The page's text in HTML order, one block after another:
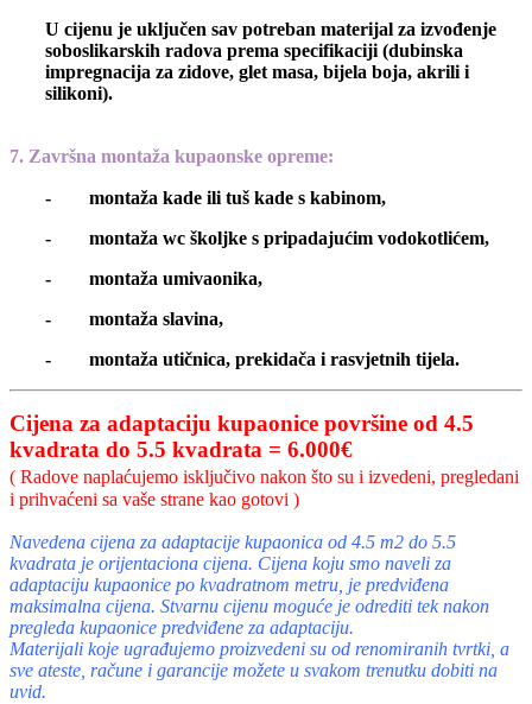
U cijenu je uključen sav potreban materijal za izvođenje
soboslikarskih radova prema specifikaciji (dubinska
impregnacija za zidove, glet masa, bijela boja, akrili i
silikoni).
7. Završna montaža kupaonske opreme:
- montaža kade ili tuš kade s kabinom,
- montaža wc školjke s pripadajućim vodokotlićem,
- montaža umivaonika,
- montaža slavina,
- montaža utičnica, prekidača i rasvjetnih tijela.
Cijena za adaptaciju kupaonice površine od 4.5
kvadrata do 5.5 kvadrata = 6.000€
( Radove naplaćujemo isključivo nakon što su i izvedeni, pregledani
i prihvaćeni sa vaše strane kao gotovi )
Navedena cijena za adaptacije kupaonica od 4.5 m2 do 5.5
kvadrata je orijentaciona cijena. Cijena koju smo naveli za
adaptaciju kupaonice po kvadratnom metru, je predviđena
maksimalna cijena. Stvarnu cijenu moguće je odrediti tek nakon
pregleda kupaonice predviđene za adaptaciju.
Materijali koje ugrađujemo proizvedeni su od renomiranih tvrtki, a
sve ateste, račune i garancije možete u svakom trenutku dobiti na
uvid.